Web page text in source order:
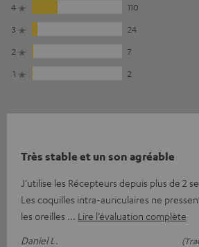
4
110
3
24
2
7
1
2
Très stable et un son agréable
J'utilise les Récepteurs depuis plus de 2
Les coquilles intra-auriculaires ne
les oreilles
Lire l’évaluation complète
Daniel L.